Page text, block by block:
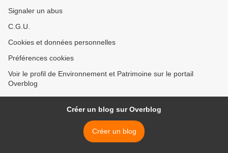
Signaler un abus
C.G.U.
Cookies et données personnelles
Préférences cookies
Voir le profil de Environnement et Patrimoine sur le portail
Overblog
Créer un blog sur Overblog
Créer un blog